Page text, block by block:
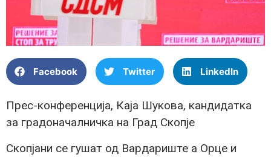
Facebook Twitter LinkedIn
Прес-конференција, Каја Шукова, кандидатка
за градоначалничка на Град Скопје
Скопјани се гушат од Вардариште а Орце и